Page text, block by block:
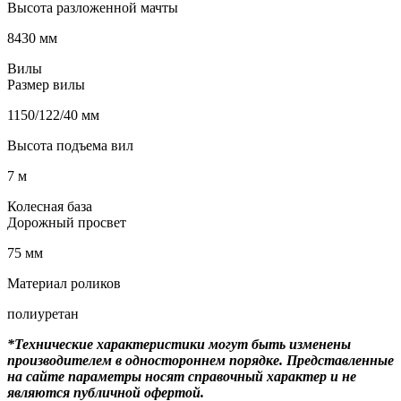
Высота разложенной мачты
8430 мм
Вилы
Размер вилы
1150/122/40 мм
Высота подъема вил
7 м
Колесная база
Дорожный просвет
75 мм
Материал роликов
полиуретан
*Технические характеристики могут быть изменены
производителем в одностороннем порядке. Представленные
на сайте параметры носят справочный характер и не
являются публичной офертой.